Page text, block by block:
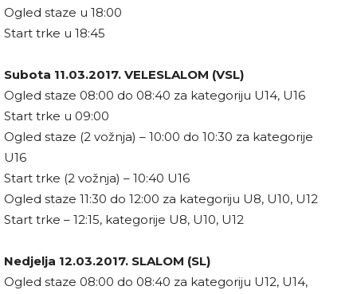
Ogled staze u 18:00
Start trke u 18:45
Subota 11.03.2017. VELESLALOM (VSL)
Ogled staze 08:00 do 08:40 za kategoriju U14, U16
Start trke u 09:00
Ogled staze (2 vožnja) – 10:00 do 10:30 za kategorije
U16
Start trke (2 vožnja) – 10:40 U16
Ogled staze 11:30 do 12:00 za kategoriju U8, U10, U12
Start trke – 12:15, kategorije U8, U10, U12
Nedjelja 12.03.2017. SLALOM (SL)
Ogled staze 08:00 do 08:40 za kategoriju U12, U14,